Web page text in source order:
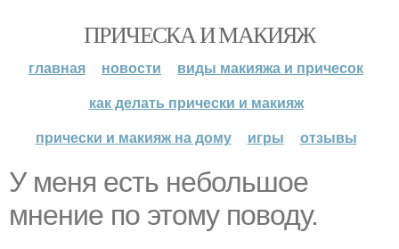
ПРИЧЕСКА И МАКИЯЖ
главная новости
виды макияжа и причесок
как делать прически и макияж
прически и макияж на дому
игры отзывы
У меня есть небольшое
мнение по этому поводу.